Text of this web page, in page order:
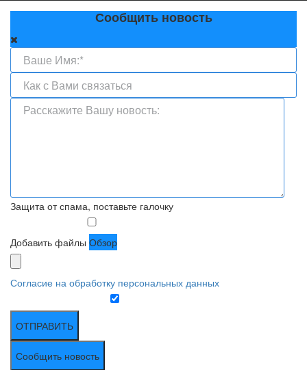
Сообщить новость
Защита от спама, поставьте галочку
Добавить файлы Обзор
Согласие на обработку персональных данных
ОТПРАВИТЬ
Сообщить новость